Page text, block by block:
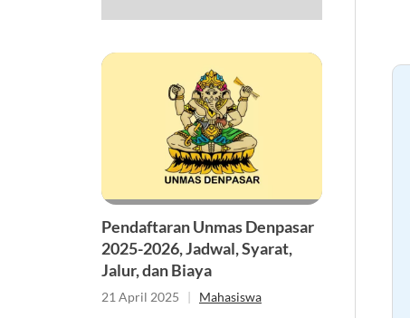
Pendaftaran Unmas Denpasar
2025-2026, Jadwal, Syarat,
Jalur, dan Biaya
21 April 2025 | Mahasiswa